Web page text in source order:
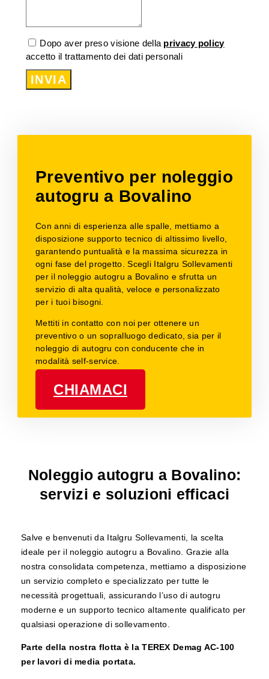
Dopo aver preso visione della privacy policy
accetto il trattamento dei dati personali
INVIA
Preventivo per noleggio
autogru a Bovalino
Con anni di esperienza alle spalle, mettiamo a
disposizione supporto tecnico di altissimo livello,
garantendo puntualità e la massima sicurezza in
ogni fase del progetto. Scegli Italgru Sollevamenti
per il noleggio autogru a Bovalino e sfrutta un
servizio di alta qualità, veloce e personalizzato
per i tuoi bisogni.
Mettiti in contatto con noi per ottenere un
preventivo o un sopralluogo dedicato, sia per il
noleggio di autogru con conducente che in
modalità self-service.
CHIAMACI
Noleggio autogru a Bovalino:
servizi e soluzioni efficaci
Salve e benvenuti da Italgru Sollevamenti, la scelta
ideale per il noleggio autogru a Bovalino. Grazie alla
nostra consolidata competenza, mettiamo a disposizione
un servizio completo e specializzato per tutte le
necessità progettuali, assicurando l’uso di autogru
moderne e un supporto tecnico altamente qualificato per
qualsiasi operazione di sollevamento.
Parte della nostra flotta è la TEREX Demag AC-100
per lavori di media portata.